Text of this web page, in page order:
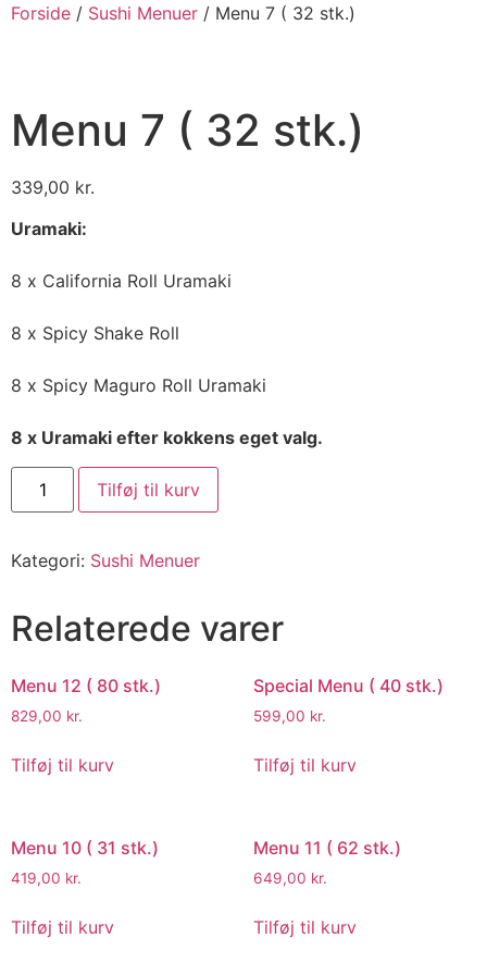
Forside / Sushi Menuer / Menu 7 ( 32 stk.)
Menu 7 ( 32 stk.)
339,00 kr.
Uramaki:
8 x California Roll Uramaki
8 x Spicy Shake Roll
8 x Spicy Maguro Roll Uramaki
8 x Uramaki efter kokkens eget valg.
Tilføj til kurv
Kategori: Sushi Menuer
Relaterede varer
Menu 12 ( 80 stk.)
829,00 kr.
Tilføj til kurv
Special Menu ( 40 stk.)
599,00 kr.
Tilføj til kurv
Menu 10 ( 31 stk.)
419,00 kr.
Tilføj til kurv
Menu 11 ( 62 stk.)
649,00 kr.
Tilføj til kurv